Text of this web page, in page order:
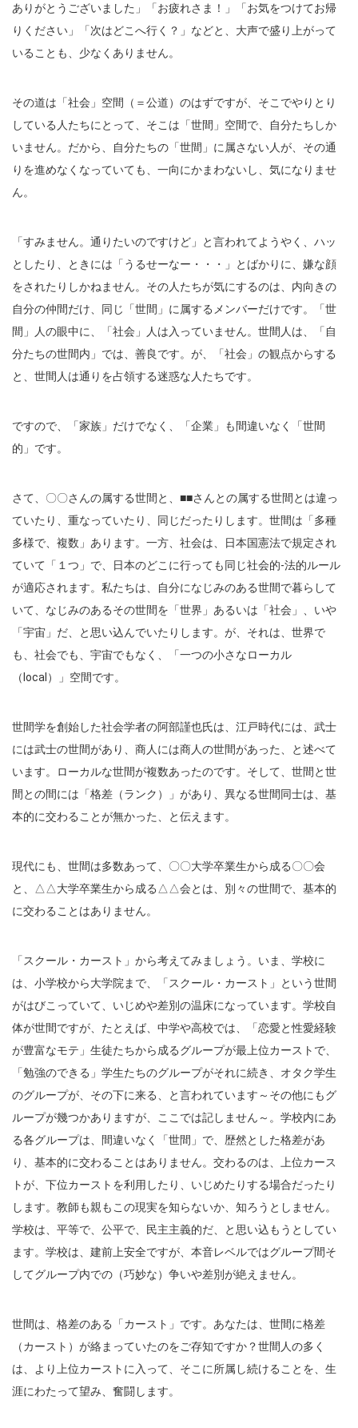
ありがとうございました」「お疲れさま！」「お気をつけてお帰
りください」「次はどこへ行く？」などと、大声で盛り上がって
いることも、少なくありません。
その道は「社会」空間（＝公道）のはずですが、そこでやりとり
している人たちにとって、そこは「世間」空間で、自分たちしか
いません。だから、自分たちの「世間」に属さない人が、その通
りを進めなくなっていても、一向にかまわないし、気になりませ
ん。
「すみません。通りたいのですけど」と言われてようやく、ハッ
としたり、ときには「うるせーなー・・・」とばかりに、嫌な顔
をされたりしかねません。その人たちが気にするのは、内向きの
自分の仲間だけ、同じ「世間」に属するメンバーだけです。「世
間」人の眼中に、「社会」人は入っていません。世間人は、「自
分たちの世間内」では、善良です。が、「社会」の観点からする
と、世間人は通りを占領する迷惑な人たちです。
ですので、「家族」だけでなく、「企業」も間違いなく「世間
的」です。
さて、〇〇さんの属する世間と、■■さんとの属する世間とは違っ
ていたり、重なっていたり、同じだったりします。世間は「多種
多様で、複数」あります。一方、社会は、日本国憲法で規定され
ていて「１つ」で、日本のどこに行っても同じ社会的-法的ルール
が適応されます。私たちは、自分になじみのある世間で暮らして
いて、なじみのあるその世間を「世界」あるいは「社会」、いや
「宇宙」だ、と思い込んでいたりします。が、それは、世界で
も、社会でも、宇宙でもなく、「一つの小さなローカル
（local）」空間です。
世間学を創始した社会学者の阿部謹也氏は、江戸時代には、武士
には武士の世間があり、商人には商人の世間があった、と述べて
います。ローカルな世間が複数あったのです。そして、世間と世
間との間には「格差（ランク）」があり、異なる世間同士は、基
本的に交わることが無かった、と伝えます。
現代にも、世間は多数あって、〇〇大学卒業生から成る〇〇会
と、△△大学卒業生から成る△△会とは、別々の世間で、基本的
に交わることはありません。
「スクール・カースト」から考えてみましょう。いま、学校に
は、小学校から大学院まで、「スクール・カースト」という世間
がはびこっていて、いじめや差別の温床になっています。学校自
体が世間ですが、たとえば、中学や高校では、「恋愛と性愛経験
が豊富なモテ」生徒たちから成るグループが最上位カーストで、
「勉強のできる」学生たちのグループがそれに続き、オタク学生
のグループが、その下に来る、と言われています～その他にもグ
ループが幾つかありますが、ここでは記しません～。学校内にあ
る各グループは、間違いなく「世間」で、歴然とした格差があ
り、基本的に交わることはありません。交わるのは、上位カース
トが、下位カーストを利用したり、いじめたりする場合だったり
します。教師も親もこの現実を知らないか、知ろうとしません。
学校は、平等で、公平で、民主主義的だ、と思い込もうとしてい
ます。学校は、建前上安全ですが、本音レベルではグループ間そ
してグループ内での（巧妙な）争いや差別が絶えません。
世間は、格差のある「カースト」です。あなたは、世間に格差
（カースト）が絡まっていたのをご存知ですか？世間人の多く
は、より上位カーストに入って、そこに所属し続けることを、生
涯にわたって望み、奮闘します。